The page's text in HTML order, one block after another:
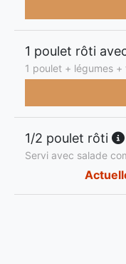
1 poulet rôti
1 poulet + légumes +
1/2 poulet rôti
Servi avec salade